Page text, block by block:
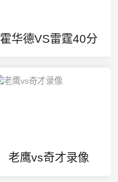
霍华德VS雷霆40分
老鹰vs奇才录像